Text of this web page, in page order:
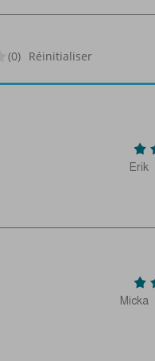
(0) Réinitialiser
Erik
Micka